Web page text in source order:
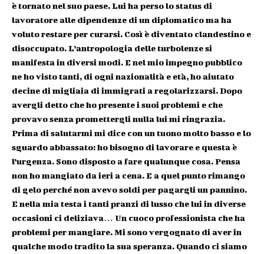
è tornato nel suo paese. Lui ha perso lo status di
lavoratore alle dipendenze di un diplomatico ma ha
voluto restare per curarsi. Così è diventato clandestino e
disoccupato. L’antropologia delle turbolenze si
manifesta in diversi modi. E nel mio impegno pubblico
ne ho visto tanti, di ogni nazionalità e età, ho aiutato
decine di migliaia di immigrati a regolarizzarsi. Dopo
avergli detto che ho presente i suoi problemi e che
provavo senza promettergli nulla lui mi ringrazia.
Prima di salutarmi mi dice con un tuono molto basso e lo
sguardo abbassato: ho bisogno di lavorare e questa è
l’urgenza. Sono disposto a fare qualunque cosa. Pensa
non ho mangiato da ieri a cena. E a quel punto rimango
di gelo perché non avevo soldi per pagargli un pannino.
E nella mia testa i tanti pranzi di lusso che lui in diverse
occasioni ci deliziava… Un cuoco professionista che ha
problemi per mangiare. Mi sono vergognato di aver in
qualche modo tradito la sua speranza. Quando ci siamo